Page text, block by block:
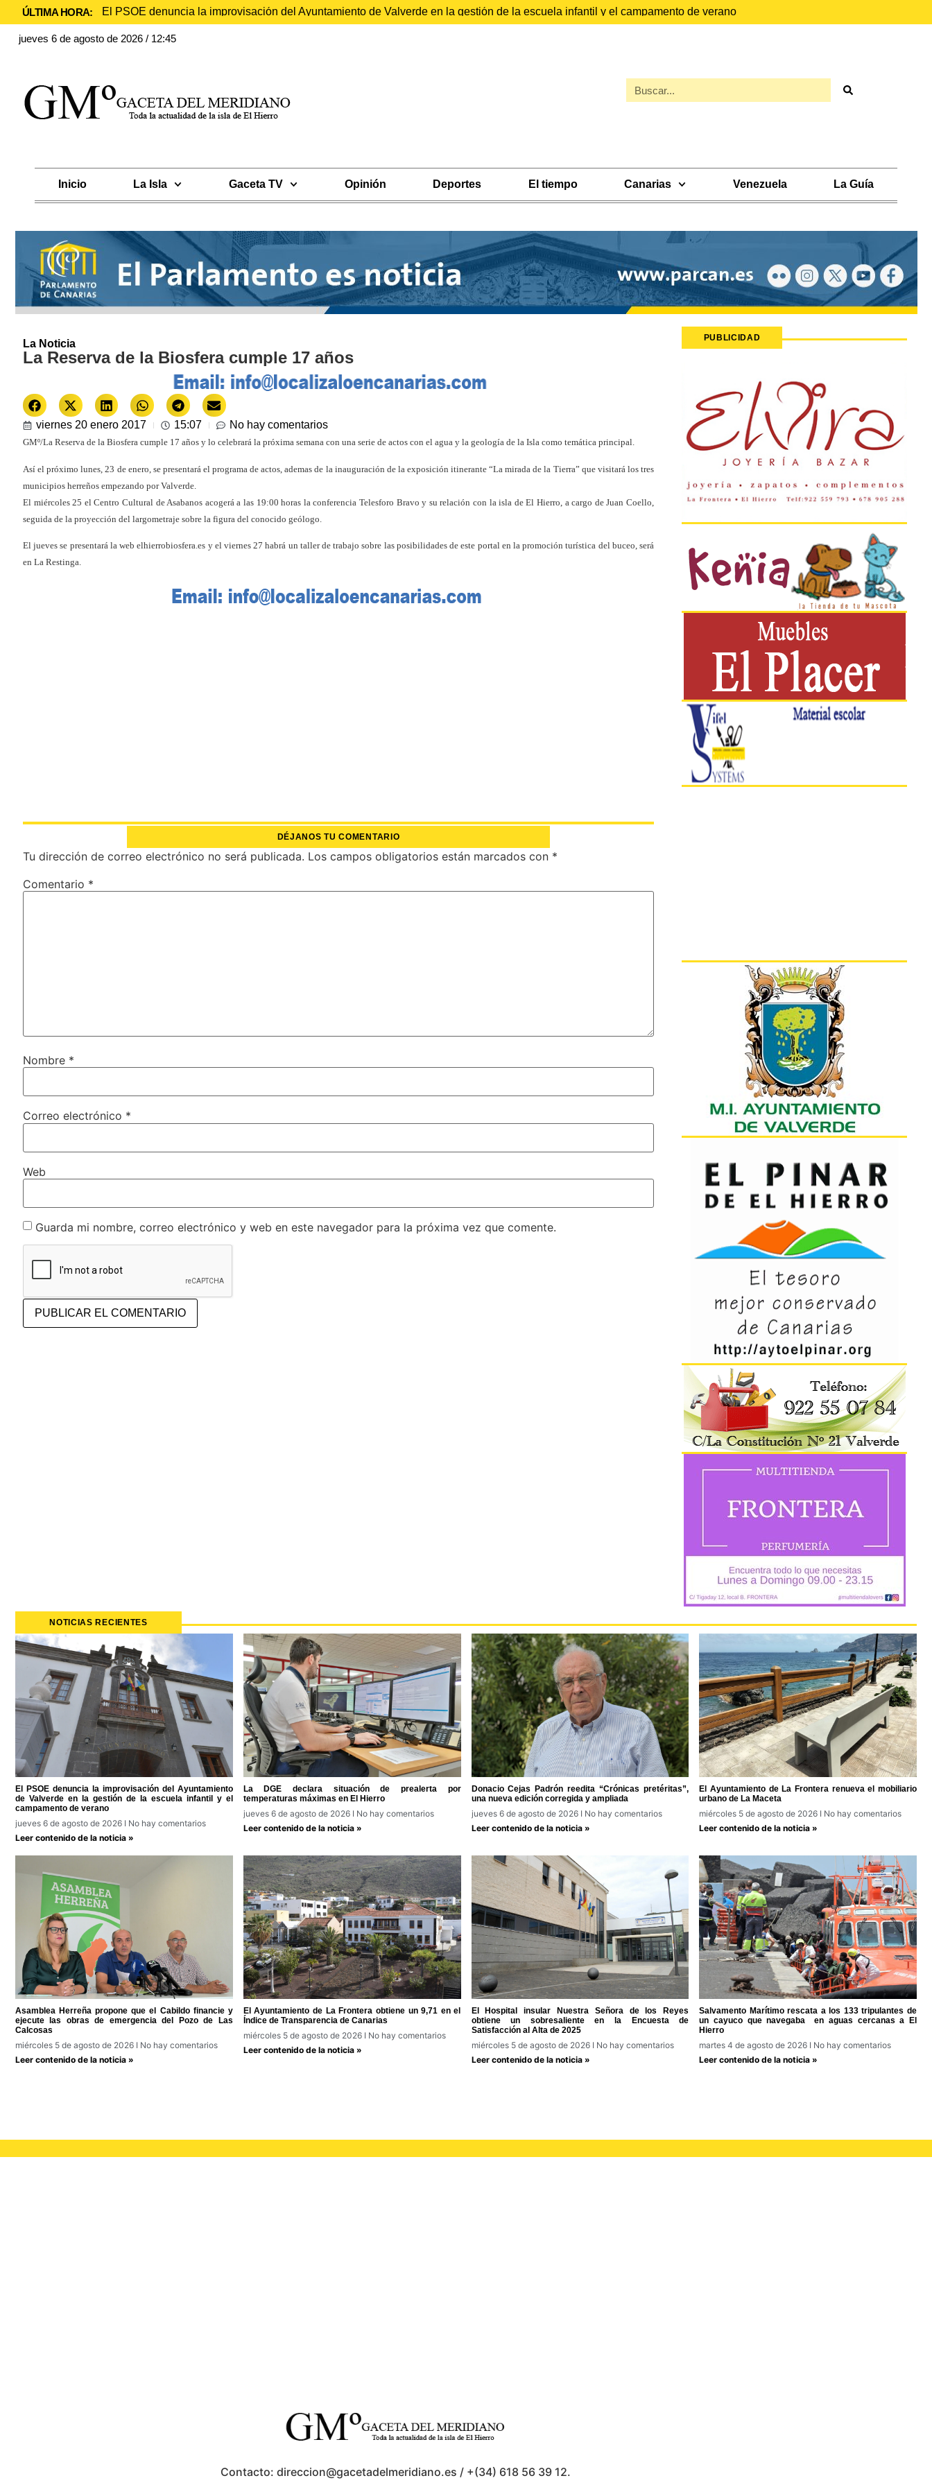
ÚLTIMA HORA: El PSOE denuncia la improvisación del Ayuntamiento de Valverde en la gestión de la escuela infantil y el campamento de verano
jueves 6 de agosto de 2026 / 12:45
Inicio La Isla Gaceta TV Opinión Deportes El tiempo Canarias Venezuela La Guía
La Noticia
La Reserva de la Biosfera cumple 17 años
viernes 20 enero 2017 15:07 No hay comentarios
GMº/La Reserva de la Biosfera cumple 17 años y lo celebrará la próxima semana con una serie de actos con el agua y la geología de la Isla como temática principal.
Así el próximo lunes, 23 de enero, se presentará el programa de actos, ademas de la inauguración de la exposición itinerante “La mirada de la Tierra” que visitará los tres
municipios herreños empezando por Valverde.
El miércoles 25 el Centro Cultural de Asabanos acogerá a las 19:00 horas la conferencia Telesforo Bravo y su relación con la isla de El Hierro, a cargo de Juan Coello,
seguida de la proyección del largometraje sobre la figura del conocido geólogo.
El jueves se presentará la web elhierrobiosfera.es y el viernes 27 habrá un taller de trabajo sobre las posibilidades de este portal en la promoción turística del buceo, será
en La Restinga.
DÉJANOS TU COMENTARIO
Tu dirección de correo electrónico no será publicada. Los campos obligatorios están marcados con *
Comentario *
Nombre *
Correo electrónico *
Web
Guarda mi nombre, correo electrónico y web en este navegador para la próxima vez que comente.
PUBLICIDAD
NOTICIAS RECIENTES
El PSOE denuncia la improvisación del Ayuntamiento
de Valverde en la gestión de la escuela infantil y el
campamento de verano
jueves 6 de agosto de 2026
No hay comentarios
Leer contenido de la noticia »
La DGE declara situación de prealerta por
temperaturas máximas en El Hierro
jueves 6 de agosto de 2026
No hay comentarios
Leer contenido de la noticia »
Donacio Cejas Padrón reedita “Crónicas pretéritas”,
una nueva edición corregida y ampliada
jueves 6 de agosto de 2026
No hay comentarios
Leer contenido de la noticia »
El Ayuntamiento de La Frontera renueva el mobiliario
urbano de La Maceta
miércoles 5 de agosto de 2026
No hay comentarios
Leer contenido de la noticia »
Asamblea Herreña propone que el Cabildo financie y
ejecute las obras de emergencia del Pozo de Las
Calcosas
miércoles 5 de agosto de 2026
No hay comentarios
Leer contenido de la noticia »
El Ayuntamiento de La Frontera obtiene un 9,71 en el
Índice de Transparencia de Canarias
miércoles 5 de agosto de 2026
No hay comentarios
Leer contenido de la noticia »
El Hospital insular Nuestra Señora de los Reyes
obtiene un sobresaliente en la Encuesta de
Satisfacción al Alta de 2025
miércoles 5 de agosto de 2026
No hay comentarios
Leer contenido de la noticia »
Salvamento Marítimo rescata a los 133 tripulantes de
un cayuco que navegaba en aguas cercanas a El
Hierro
martes 4 de agosto de 2026
No hay comentarios
Leer contenido de la noticia »
Contacto: direccion@gacetadelmeridiano.es / +(34) 618 56 39 12.